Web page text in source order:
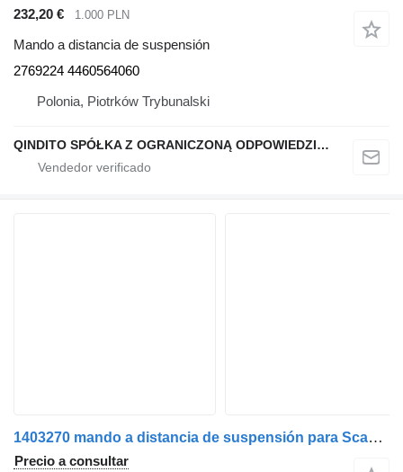
232,20 € 1.000 PLN
Mando a distancia de suspensión
2769224 4460564060
Polonia, Piotrków Trybunalski
QINDITO SPÓŁKA Z OGRANICZONĄ ODPOWIEDZIALNOŚCIĄ
1403270 mando a distancia de suspensión para Scania R cabeza tractora
Precio a consultar